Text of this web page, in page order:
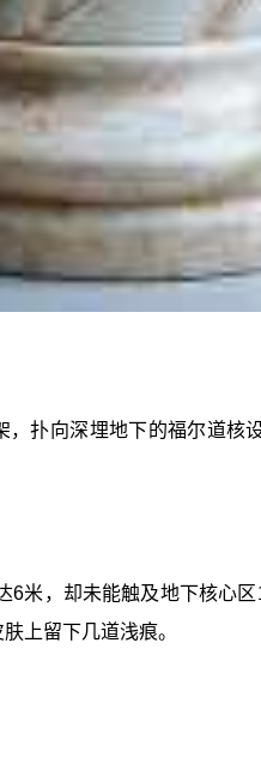
扑向深埋地下的福尔道核
米，却未能触及地下核心
上留下几道浅痕。